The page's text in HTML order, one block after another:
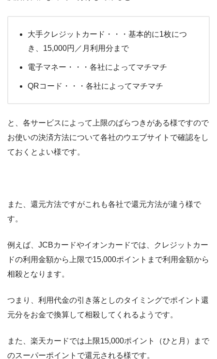
大手クレジットカード・・・基本的に1枚につ
き、15,000円／月利用分まで
電子マネー・・・各社によってマチマチ
QRコード・・・各社によってマチマチ
と、各サービスによって上限のばらつきがある様ですので
お使いの決済方法について各社のウエブサイトで確認をし
ておくとよい様です。
また、還元方法ですがこれも各社で還元方法が違う様で
す。
例えば、JCBカードやイオンカードでは、クレジットカー
ドの利用金額から上限で15,000ポイントまで利用金額から
相殺となります。
つまり、利用代金の引き落としのタイミングでポイント還
元分をお金で換算して相殺してくれるようです。
また、楽天カードでは上限15,000ポイント（ひと月）まで
のスーパーポイントで還元される様です。